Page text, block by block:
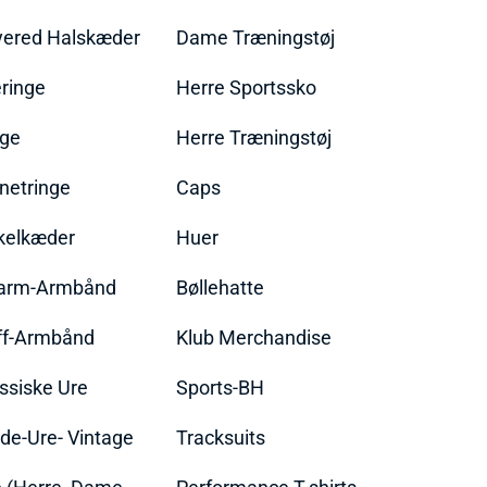
Halskæder
Armbånd
Armbånd
Ure
Ure- Vintage
Dame Træningstøj
Herre Sportssko
Herre Træningstøj
Caps
Huer
Bøllehatte
Klub Merchandise
Sports-BH
Tracksuits